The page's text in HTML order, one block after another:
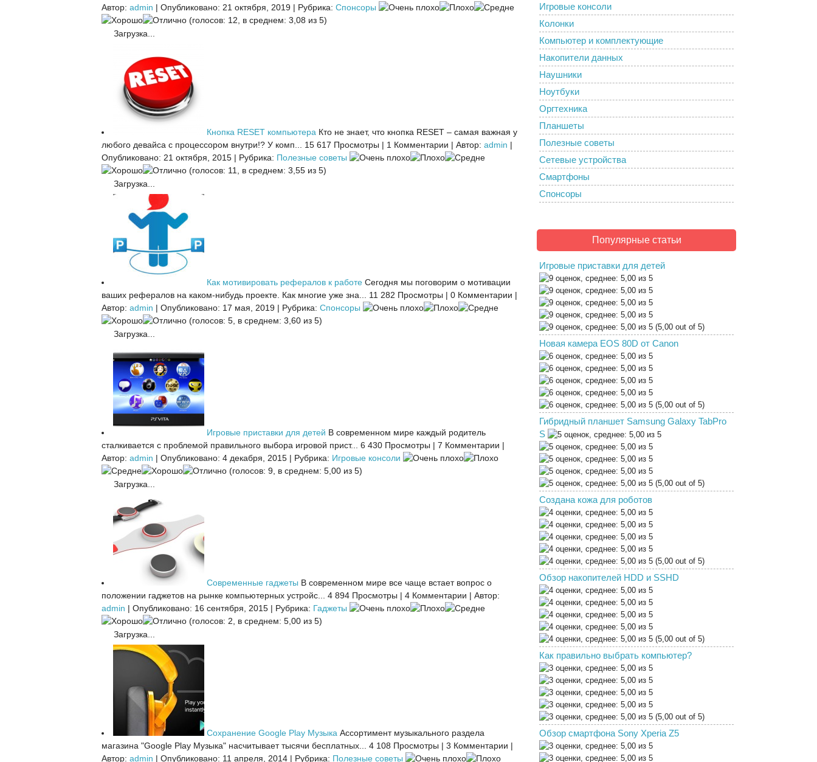
Автор: admin | Опубликовано: 21 октября, 2019 | Рубрика: Спонсоры
(голосов: 12, в среднем: 3,08 из 5)
Загрузка...
Кнопка RESET компьютера Кто не знает, что кнопка RESET – самая важная у
любого девайса с процессором внутри!? У комп...
15 617 Просмотры | 1 Комментарии | Автор: admin |
Опубликовано: 21 октября, 2015 | Рубрика: Полезные советы
(голосов: 11, в среднем: 3,55 из 5)
Загрузка...
Как мотивировать рефералов к работе Сегодня мы поговорим о мотивации
ваших рефералов на каком-нибудь проекте. Как многие уже зна...
11 282 Просмотры | 0 Комментарии |
Автор: admin | Опубликовано: 17 мая, 2019 | Рубрика: Спонсоры
(голосов: 5, в среднем: 3,60 из 5)
Загрузка...
Игровые приставки для детей В современном мире каждый родитель
сталкивается с проблемой правильного выбора игровой прист...
6 430 Просмотры | 7 Комментарии |
Автор: admin | Опубликовано: 4 декабря, 2015 | Рубрика: Игровые консоли
(голосов: 9, в среднем: 5,00 из 5)
Загрузка...
Современные гаджеты В современном мире все чаще встает вопрос о
положении гаджетов на рынке компьютерных устройс...
4 894 Просмотры | 4 Комментарии | Автор:
admin | Опубликовано: 16 сентября, 2015 | Рубрика: Гаджеты
(голосов: 2, в среднем: 5,00 из 5)
Загрузка...
Сохранение Google Play Музыка Ассортимент музыкального раздела
магазина "Google Play Музыка" насчитывает тысячи бесплатных...
4 108 Просмотры | 3 Комментарии |
Автор: admin | Опубликовано: 11 апреля, 2014 | Рубрика: Полезные советы
Игровые консоли
Колонки
Компьютер и комплектующие
Накопители данных
Наушники
Ноутбуки
Оргтехника
Планшеты
Полезные советы
Сетевые устройства
Смартфоны
Спонсоры
Популярные статьи
Игровые приставки для детей
(5,00 out of 5)
Новая камера EOS 80D от Canon
(5,00 out of 5)
Гибридный планшет Samsung Galaxy TabPro
S
(5,00 out of 5)
Создана кожа для роботов
(5,00 out of 5)
Обзор накопителей HDD и SSHD
(5,00 out of 5)
Как правильно выбрать компьютер?
(5,00 out of 5)
Обзор смартфона Sony Xperia Z5